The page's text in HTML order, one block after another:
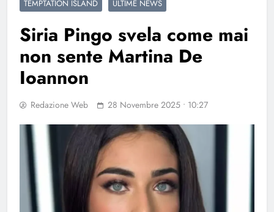
TEMPTATION ISLAND ULTIME NEWS
Siria Pingo svela come mai
non sente Martina De
Ioannon
Redazione Web 28 Novembre 2025 • 10:27